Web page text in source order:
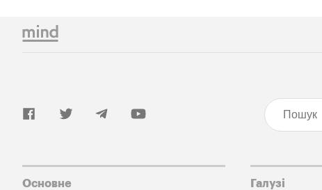
Основне Галузі